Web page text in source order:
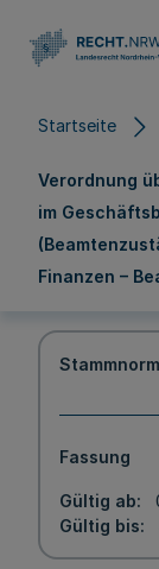
Startseite
Verordnung
im
Finanzen –
Stammnorm
Fassung
Gültig ab
Gültig bis